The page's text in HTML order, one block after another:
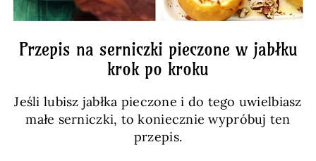
Przepis na serniczki pieczone w jabłku
krok po kroku
Jeśli lubisz jabłka pieczone i do tego uwielbiasz
małe serniczki, to koniecznie wypróbuj ten
przepis.